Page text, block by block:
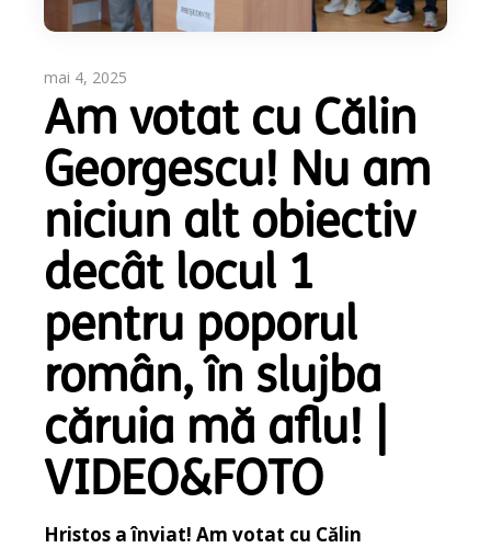
mai 4, 2025
Am votat cu Călin
Georgescu! Nu am
niciun alt obiectiv
decât locul 1
pentru poporul
român, în slujba
căruia mă aflu! |
VIDEO&FOTO
Hristos a înviat! Am votat cu Călin